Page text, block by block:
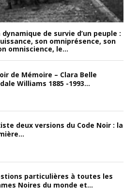
de survie d’un peuple :
son omniprésence, son
omniscience, le...
de Mémoire – Clara Belle
Williams 1885 -1993...
deux versions du Code Noir : la
particulières à toutes les
Noires du monde et...